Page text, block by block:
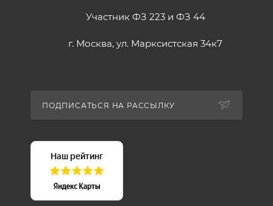
Участник ФЗ 223 и ФЗ 44
г. Москва, ул. Марксистская 34к7
ПОДПИСАТЬСЯ НА РАССЫЛКУ